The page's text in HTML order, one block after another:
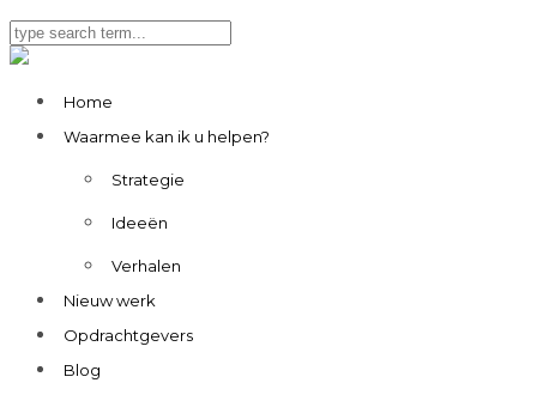
Home
Waarmee kan ik u helpen?
Strategie
Ideeën
Verhalen
Nieuw werk
Opdrachtgevers
Blog